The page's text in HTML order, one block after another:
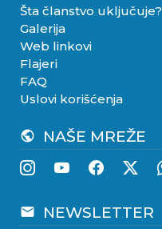
Šta članstvo uključuje?
Galerija
Web linkovi
Flajeri
FAQ
Uslovi korišćenja
public NAŠE MREŽE
email NEWSLETTER